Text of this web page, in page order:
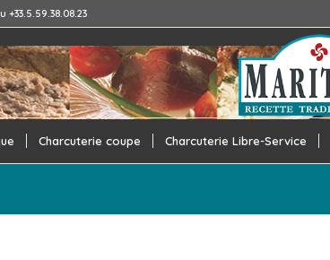
Charcuterie coupe Charcuterie Libre-Service